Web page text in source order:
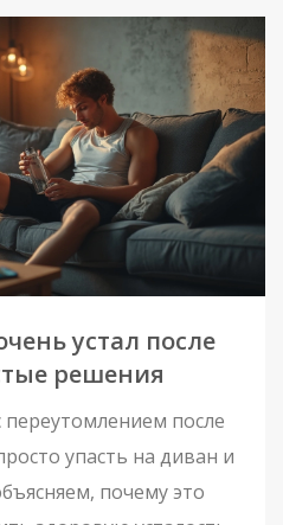
устал после
решения
переутомлением после
упасть на диван и
почему это